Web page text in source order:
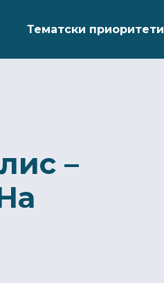
Тематски приоритети
–